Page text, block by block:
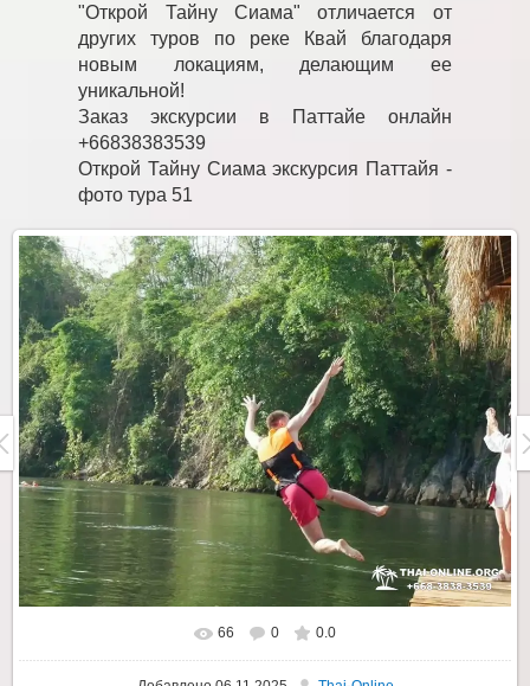
"Открой Тайну Сиама" отличается от
других туров по реке Квай благодаря
новым локациям, делающим ее
уникальной!
Заказ экскурсии в Паттайе онлайн
+66838383539
Открой Тайну Сиама экскурсия Паттайя -
фото тура 51
66 0 0.0